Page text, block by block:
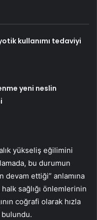
kullanımı tedaviyi
yeni neslin
yükseliş eğilimini
bu durumun
devam ettiği” anlamına
sağlığı önlemlerinin
coğrafi olarak hızla
bulundu.